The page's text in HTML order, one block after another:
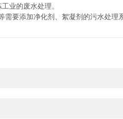
业的废水处理。
添加净化剂、絮凝剂的污水处理